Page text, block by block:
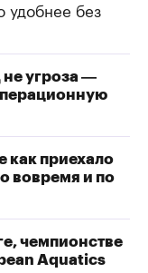
удобнее без
угроза —
как приехало
вовремя и по
чемпионстве
Aquatics